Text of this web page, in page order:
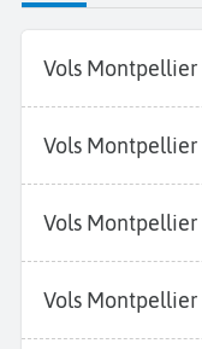
Vols Montpellier
Vols
Vols Montpellier
Vols Montpellier